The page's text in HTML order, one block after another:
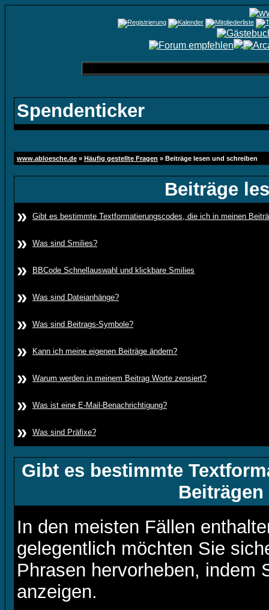
Spendenticker
www.abloesche.de » Häufig gestellte Fragen » Beiträge lesen und schreiben
Beiträge
»
Gibt es bestimmte Textformatierungscodes, die ich in meinen
» Was sind Smilies?
» BBCode Schnellauswahl und klickbare Smilies
» Was sind Dateianhänge?
» Was sind Beitrags-Symbole?
» Kann ich meine eigenen Beiträge ändern?
» Warum werden in meinem Beitrag Worte zensiert?
» Was ist eine E-Mail-Benachrichtigung?
» Was sind Präfixe?
Gibt es bestimmte
In den meisten Fällen
gelegentlich möchten Sie
Phrasen hervorheben, indem
anzeigen.